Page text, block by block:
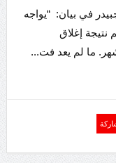
في بيان: “يواجه
نتيجة إغلاق
ما لم يعد فت...